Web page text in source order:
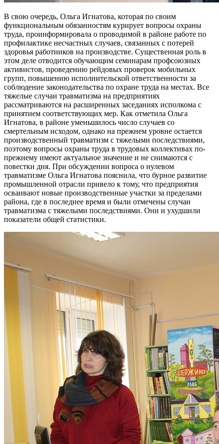
В свою очередь, Ольга Игнатова, которая по своим
функциональным обязанностям курирует вопросы охраны
труда, проинформировала о проводимой в районе работе по
профилактике несчастных случаев, связанных с потерей
здоровья работников на производстве. Существенная роль в
этом деле отводится обучающим семинарам профсоюзных
активистов, проведению рейдовых проверок мобильных
групп, повышению исполнительской ответственности за
соблюдение законодательства по охране труда на местах. Все
тяжелые случаи травматизма на предприятиях
рассматриваются на расширенных заседаниях исполкома с
принятием соответствующих мер. Как отметила Ольга
Игнатова, в районе уменьшилось число случаев со
смертельным исходом, однако на прежнем уровне остается
производственный травматизм с тяжелыми последствиями,
поэтому вопросы охраны труда в трудовых коллективах по-
прежнему имеют актуальное значение и не снимаются с
повестки дня. При обсуждении вопроса о нулевом
травматизме Ольга Игнатова пояснила, что бурное развитие
промышленной отрасли привело к тому, что предприятия
осваивают новые производственные участки за пределами
района, где в последнее время и были отмечены случаи
травматизма с тяжелыми последствиями. Они и ухудшили
показатели общей статистики.